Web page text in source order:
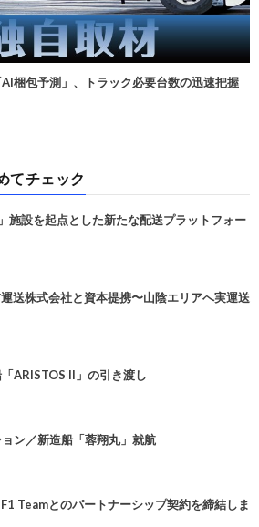
AI梱包予測」、トラック必要台数の迅速把握
てチェック
設を起点とした新たな配送プラットフォー
送株式会社と資本提携〜山陰エリアへ実運送
ARISTOS II」の引き渡し
ン／新造船「蓉翔丸」就航
Teamとのパートナーシップ契約を締結しま